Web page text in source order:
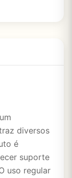
diversos
é
suporte
uso regular